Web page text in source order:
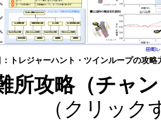
：トレジャーハント・ツインループの攻略
所攻略（チャ
（クリッ